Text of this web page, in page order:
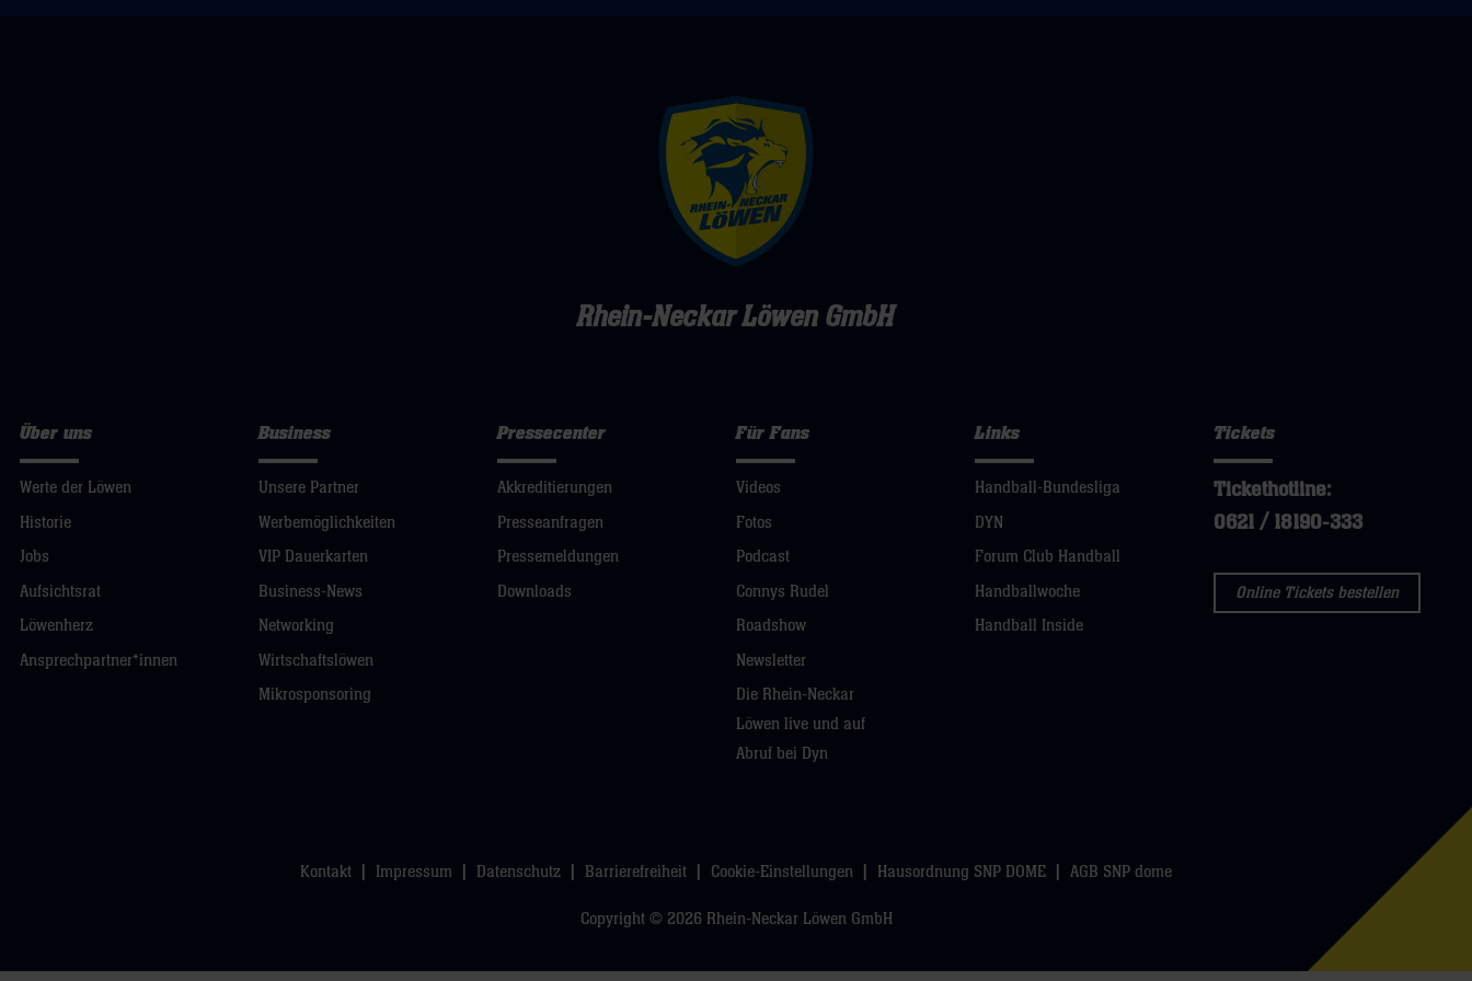
Rhein-Neckar Löwen GmbH
Über uns
Werte der Löwen
Historie
Jobs
Aufsichtsrat
Löwenherz
Ansprechpartner*innen
Business
Unsere Partner
Werbemöglichkeiten
VIP Dauerkarten
Business-News
Networking
Wirtschaftslöwen
Mikrosponsoring
Pressecenter
Akkreditierungen
Presseanfragen
Pressemeldungen
Downloads
Für Fans
Videos
Fotos
Podcast
Connys Rudel
Roadshow
Newsletter
Die Rhein-Neckar
Löwen live und auf
Abruf bei Dyn
Links
Handball-Bundesliga
DYN
Forum Club Handball
Handballwoche
Handball Inside
Tickets
Tickethotline:
0621 / 18190-333
Online Tickets bestellen
Kontakt Impressum Datenschutz Barrierefreiheit Cookie-Einstellungen Hausordnung SNP DOME AGB SNP dome
Copyright © 2026 Rhein-Neckar Löwen GmbH